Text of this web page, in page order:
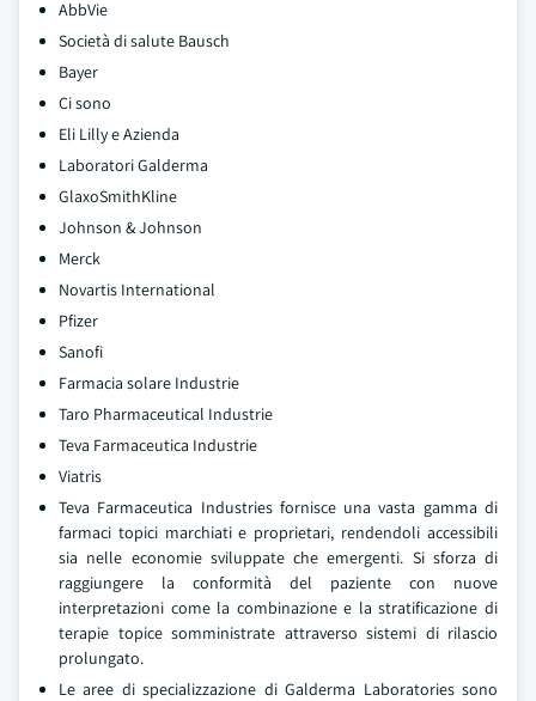
AbbVie
Società di salute Bausch
Bayer
Ci sono
Eli Lilly e Azienda
Laboratori Galderma
GlaxoSmithKline
Johnson & Johnson
Merck
Novartis International
Pfizer
Sanofi
Farmacia solare Industrie
Taro Pharmaceutical Industrie
Teva Farmaceutica Industrie
Viatris
Teva Farmaceutica Industries fornisce una vasta gamma di
farmaci topici marchiati e proprietari, rendendoli accessibili
sia nelle economie sviluppate che emergenti. Si sforza di
raggiungere la conformità del paziente con nuove
interpretazioni come la combinazione e la stratificazione di
terapie topice somministrate attraverso sistemi di rilascio
prolungato.
Le aree di specializzazione di Galderma Laboratories sono